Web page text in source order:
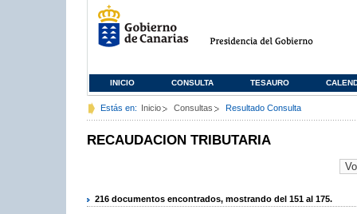
INICIO CONSULTA TESAURO
Estás en: Inicio Consultas Resultado Consulta
RECAUDACION TRIBUTARIA
216 documentos encontrados, mostrando del 151 al 175.